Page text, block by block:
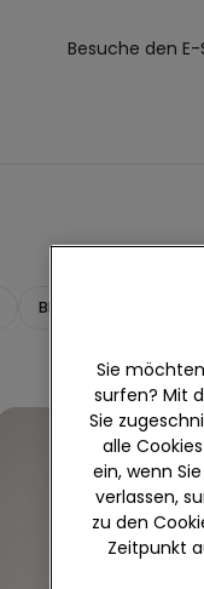
Besuche den
Blau
Sie
surfen? Mit
Sie
alle
ein, wenn
verlassen,
zu den
Zeitpunkt